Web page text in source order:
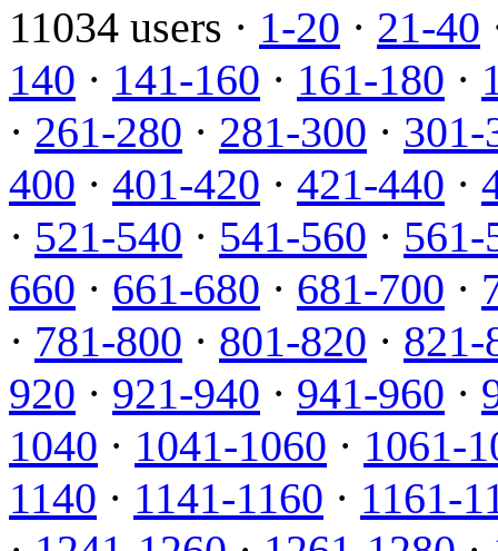
11034 users · 1-20 · 21-40
140 · 141-160 · 161-180 ·
· 261-280 · 281-300 · 301-
400 · 401-420 · 421-440 ·
· 521-540 · 541-560 · 561-
660 · 661-680 · 681-700 ·
· 781-800 · 801-820 · 821-
920 · 921-940 · 941-960 ·
1040 · 1041-1060 · 1061-
1140 · 1141-1160 · 1161-